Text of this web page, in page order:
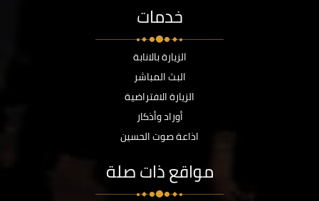
خدمات
الزيارة بالانابة
البث المباشر
الزيارة الافتراضية
أوراد وأذكار
اذاعة صوت الحسين
مواقع ذات صلة